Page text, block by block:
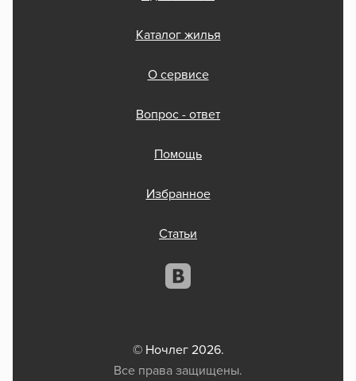
Каталог жилья
О сервисе
Вопрос - ответ
Помощь
Избранное
Статьи
© Ночлег 2026.
Все права защищены.